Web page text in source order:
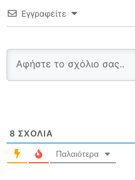
Εγγραφείτε
8 ΣΧΌΛΙΑ
Παλαιότερα